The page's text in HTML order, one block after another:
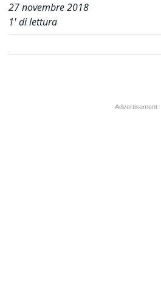
27 novembre 2018
1' di lettura